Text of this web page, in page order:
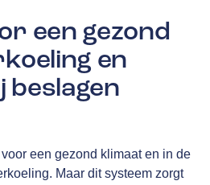
een gezond
en
beslagen
een gezond klimaat en in de
Maar dit systeem zorgt